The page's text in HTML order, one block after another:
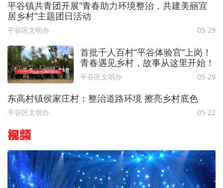
平谷镇共青团开展“青春助力环境整治，共建美丽宜
居乡村”主题团日活动
平谷区文明办 05-29
首批千人百村“平谷体验官”上岗！
青春遇见乡村，故事从这里开始！
平谷区文明办 05-29
东高村镇侯家庄村：整治道路环境 擦亮乡村底色
平谷区文明办 05-22
视频